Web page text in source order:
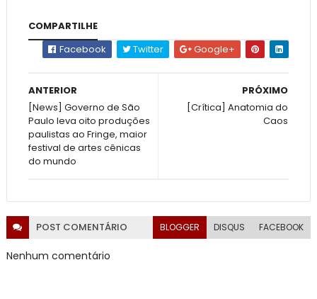
COMPARTILHE
Facebook
Twitter Google+
PRÓXIMO
[Crítica] Anatomia do
Caos
ANTERIOR
[News] Governo de São
Paulo leva oito produções
paulistas ao Fringe, maior
festival de artes cênicas
do mundo
POST COMENTÁRIO BLOGGER DISQUS FACEBOOK
Nenhum comentário